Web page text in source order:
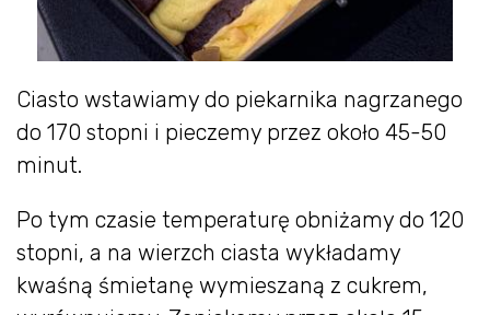
Ciasto wstawiamy do piekarnika nagrzanego
do 170 stopni i pieczemy przez około 45-50
minut.
Po tym czasie temperaturę obniżamy do 120
stopni, a na wierzch ciasta wykładamy
kwaśną śmietanę wymieszaną z cukrem,